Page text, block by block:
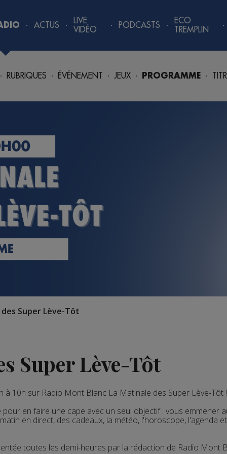
RUBRIQUES ÉVÉNEMENT JEUX PROGRAMME
ACTUS
LIVE
VIDÉO
PODCASTS
ECO
TREMPLIN
Super Lève-Tôt
Super Lève-Tôt
à 10h sur Radio Mont Blanc La Matinale des Super Lève-Tôt !
en faire une cape avec un seul objectif : vous emmener
en direct, des cadeaux, la météo, l'horoscope, l'agenda
toutes les demi-heures par la rédaction de Radio Mont